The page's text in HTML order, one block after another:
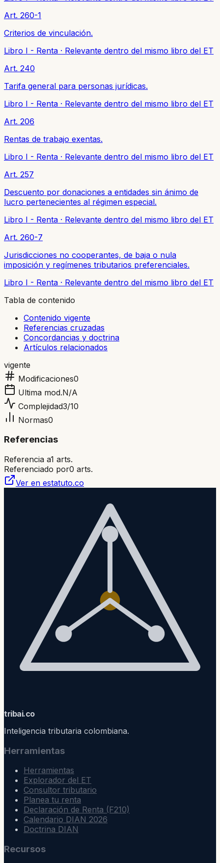
Art. 260-1
Criterios de vinculación.
Libro I - Renta · Relevante dentro del mismo libro del ET
Art. 240
Tarifa general para personas jurídicas.
Libro I - Renta · Relevante dentro del mismo libro del ET
Art. 206
Rentas de trabajo exentas.
Libro I - Renta · Relevante dentro del mismo libro del ET
Art. 257
Descuento por donaciones a entidades sin ánimo de
lucro pertenecientes al régimen especial.
Libro I - Renta · Relevante dentro del mismo libro del ET
Art. 260-7
Jurisdicciones no cooperantes, de baja o nula
imposición y regímenes tributarios preferenciales.
Libro I - Renta · Relevante dentro del mismo libro del ET
Tabla de contenido
Contenido vigente
Referencias cruzadas
Concordancias y doctrina
Artículos relacionados
vigente
Modificaciones0
Ultima mod.N/A
Complejidad3/10
Normas0
Referencias
Referencia a1 arts.
Referenciado por0 arts.
Ver en estatuto.co
tribai.co
Inteligencia tributaria colombiana.
Herramientas
Herramientas
Explorador del ET
Consultor tributario
Planea tu renta
Declaración de Renta (F210)
Calendario DIAN 2026
Doctrina DIAN
Recursos